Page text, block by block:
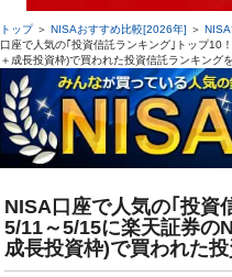
トップ＞ NISAおすすめ比較[2026年] ＞
口座で人気の｢投資信託ランキング｣トップ10
＋成長投資枠)で買われた投資信託ランキング
NISA口座で人気の｢投資
5/11～5/15に楽天証券の
成長投資枠)で買われた